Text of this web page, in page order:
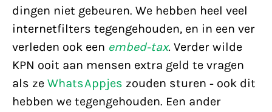
dingen niet gebeuren. We hebben heel veel
internetfilters tegengehouden, en in een ver
verleden ook een embed-tax. Verder wilde
KPN ooit aan mensen extra geld te vragen
als ze WhatsAppjes zouden sturen - ook dit
hebben we tegengehouden. Een ander